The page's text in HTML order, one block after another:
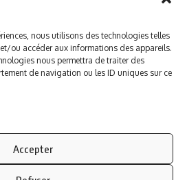
nous utilisons des technologies telles
ou accéder aux informations des appareils.
nous permettra de traiter des
de navigation ou les ID uniques sur ce
Accepter